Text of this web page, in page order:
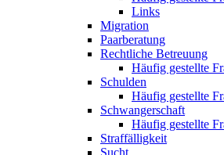
Links
Migration
Paarberatung
Rechtliche Betreuung
Häufig gestellte
Schulden
Häufig gestellte
Schwangerschaft
Häufig gestellte
Straffälligkeit